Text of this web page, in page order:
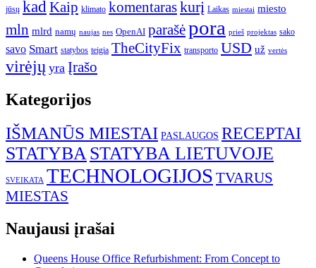
jūsų kad Kaip klimato komentaraskurį Laikas miestai miesto
mln mlrd namų naujas nes OpenAI parašėpora prieš projektas sako
savo Smart statybos teigia TheCityFix transporto USD už vertės
virėjų yra Įrašo
Kategorijos
IŠMANŪS MIESTAI PASLAUGOS RECEPTAI
STATYBASTATYBA LIETUVOJE
SVEIKATA TECHNOLOGIJOS TVARUS
MIESTAS
Naujausi įrašai
Queens House Office Refurbishment: From Concept to